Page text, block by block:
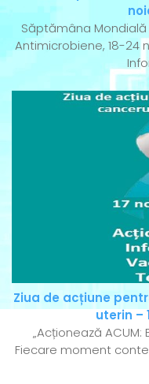
Săptămâna
Antimicrobiene, 18-24
Ziua de acțiune
uterin –
„Acționează
Fiecare moment